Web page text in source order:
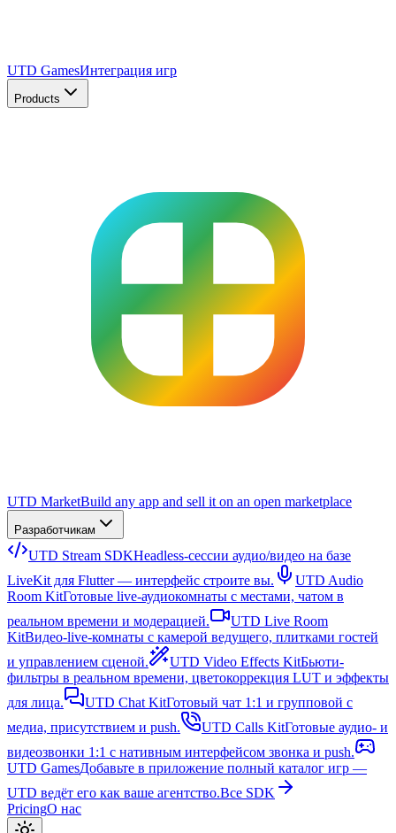
UTD GamesИнтеграция игр
Products
UTD MarketBuild any app and sell it on an open marketplace
Разработчикам
UTD Stream SDKHeadless-сессии аудио/видео на базе
LiveKit для Flutter — интерфейс строите вы.
UTD Audio
Room KitГотовые live-аудиокомнаты с местами, чатом в
реальном времени и модерацией.
UTD Live Room
KitВидео-live-комнаты с камерой ведущего, плитками гостей
и управлением сценой.
UTD Video Effects KitБьюти-
фильтры в реальном времени, цветокоррекция LUT и эффекты
для лица.
UTD Chat KitГотовый чат 1:1 и групповой с
медиа, присутствием и push.
UTD Calls KitГотовые аудио- и
видеозвонки 1:1 с нативным интерфейсом звонка и push.
UTD GamesДобавьте в приложение полный каталог игр —
UTD ведёт его как ваше агентство.Все SDK
PricingО нас